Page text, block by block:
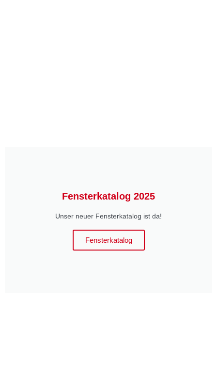
Fensterkatalog 2025
Unser neuer Fensterkatalog ist da!
Fensterkatalog